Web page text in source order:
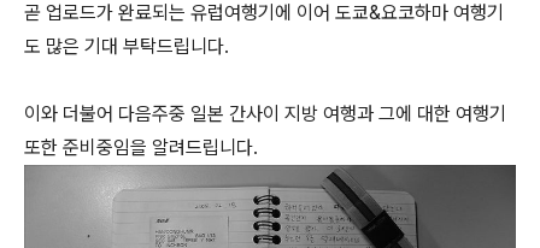
곧 업로드가 완료되는 유럽여행기에 이어 도쿄&요코하마 여행기
도 많은 기대 부탁드립니다.
이와 더불어 다음주중 일본 간사이 지방 여행과 그에 대한 여행기
또한 준비중임을 알려드립니다.